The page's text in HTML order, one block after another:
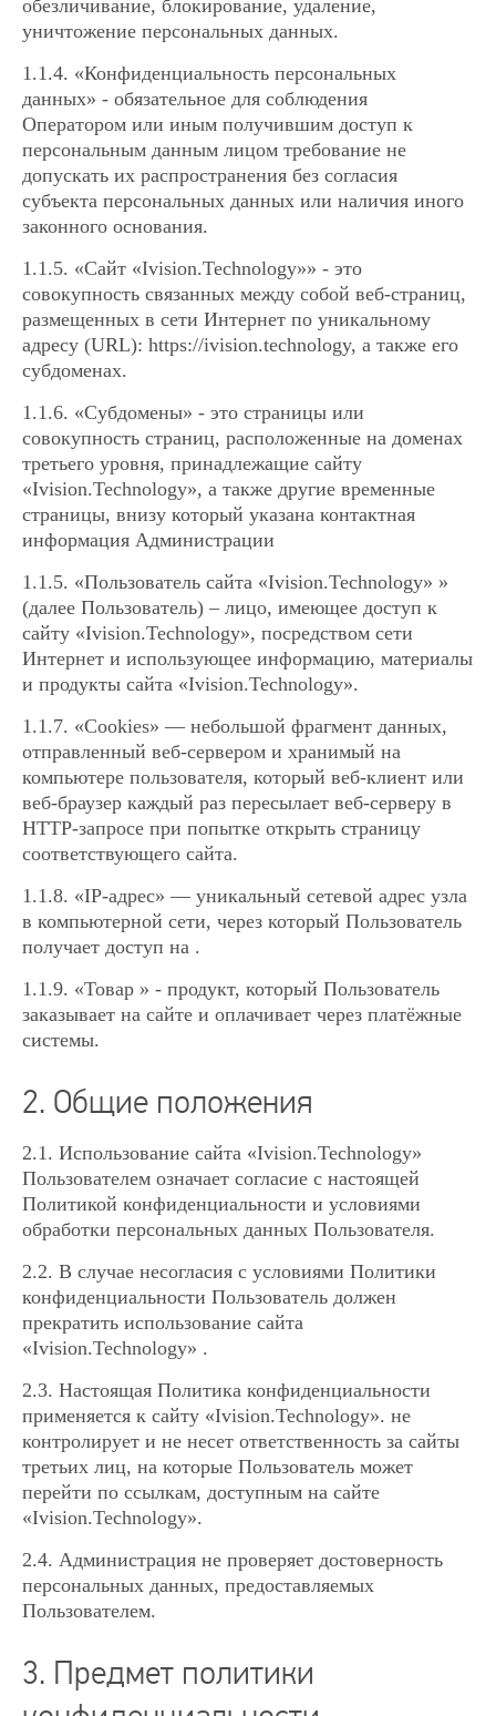
обезличивание, блокирование, удаление,
уничтожение персональных данных.
1.1.4. «Конфиденциальность персональных
данных» - обязательное для соблюдения
Оператором или иным получившим доступ к
персональным данным лицом требование не
допускать их распространения без согласия
субъекта персональных данных или наличия иного
законного основания.
1.1.5. «Сайт «Ivision.Technology»» - это
совокупность связанных между собой веб-страниц,
размещенных в сети Интернет по уникальному
адресу (URL): https://ivision.technology, а также его
субдоменах.
1.1.6. «Субдомены» - это страницы или
совокупность страниц, расположенные на доменах
третьего уровня, принадлежащие сайту
«Ivision.Technology», а также другие временные
страницы, внизу который указана контактная
информация Администрации
1.1.5. «Пользователь сайта «Ivision.Technology» »
(далее Пользователь) – лицо, имеющее доступ к
сайту «Ivision.Technology», посредством сети
Интернет и использующее информацию, материалы
и продукты сайта «Ivision.Technology».
1.1.7. «Cookies» — небольшой фрагмент данных,
отправленный веб-сервером и хранимый на
компьютере пользователя, который веб-клиент или
веб-браузер каждый раз пересылает веб-серверу в
HTTP-запросе при попытке открыть страницу
соответствующего сайта.
1.1.8. «IP-адрес» — уникальный сетевой адрес узла
в компьютерной сети, через который Пользователь
получает доступ на .
1.1.9. «Товар » - продукт, который Пользователь
заказывает на сайте и оплачивает через платёжные
системы.
2. Общие положения
2.1. Использование сайта «Ivision.Technology»
Пользователем означает согласие с настоящей
Политикой конфиденциальности и условиями
обработки персональных данных Пользователя.
2.2. В случае несогласия с условиями Политики
конфиденциальности Пользователь должен
прекратить использование сайта
«Ivision.Technology» .
2.3. Настоящая Политика конфиденциальности
применяется к сайту «Ivision.Technology». не
контролирует и не несет ответственность за сайты
третьих лиц, на которые Пользователь может
перейти по ссылкам, доступным на сайте
«Ivision.Technology».
2.4. Администрация не проверяет достоверность
персональных данных, предоставляемых
Пользователем.
3. Предмет политики